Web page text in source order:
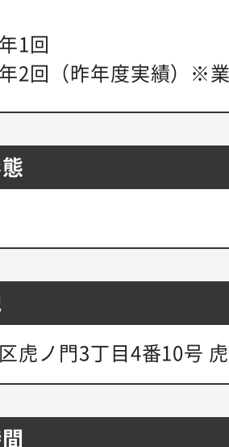
1回
2回（昨年度実績）※
虎ノ門3丁目4番10号